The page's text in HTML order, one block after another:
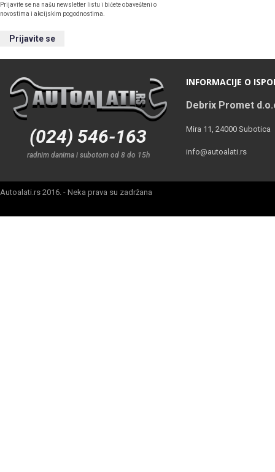
Prijavite se na našu newsletter listu i bićete obavešteni o
novostima i akcijskim pogodnostima.
(024) 546-163
radnim danima i subotom od 8 do 15h
INFORMACIJE O
Debrix Promet
Mira 11, 24000 Subotica
info@autoalati.rs
Autoalati.rs 2016. - Neka prava su zadržana